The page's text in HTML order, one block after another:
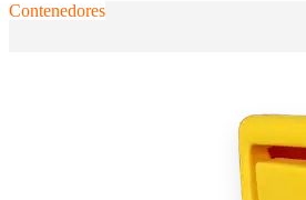
Contenedores